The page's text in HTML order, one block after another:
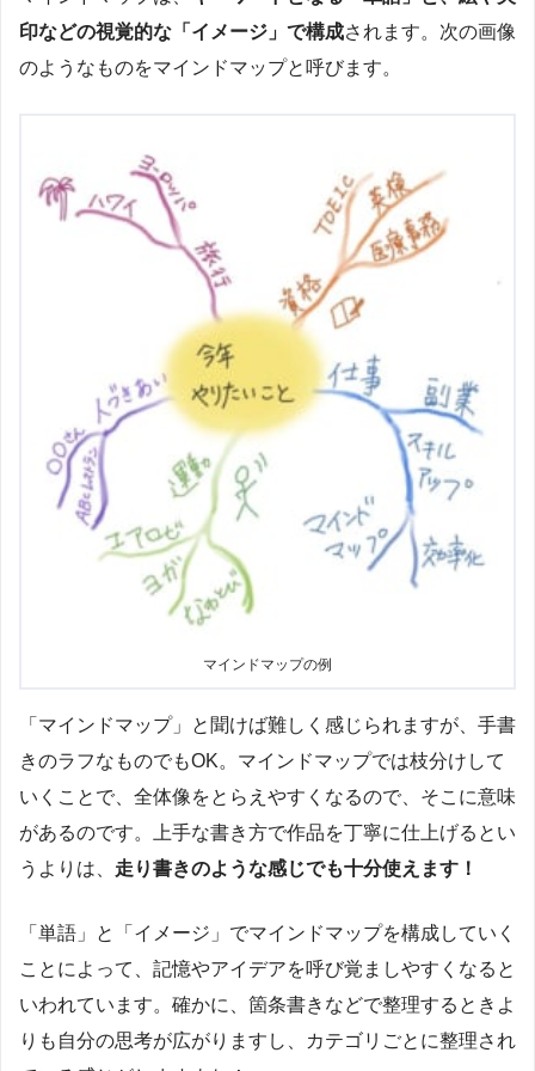
印などの視覚的な「イメージ」で構成されます。次の画像
のようなものをマインドマップと呼びます。
マインドマップの例
「マインドマップ」と聞けば難しく感じられますが、手書
きのラフなものでもOK。マインドマップでは枝分けして
いくことで、全体像をとらえやすくなるので、そこに意味
があるのです。上手な書き方で作品を丁寧に仕上げるとい
うよりは、 走り書きのような感じでも十分使えます！
「単語」と「イメージ」でマインドマップを構成していく
ことによって、記憶やアイデアを呼び覚ましやすくなると
いわれています。確かに、箇条書きなどで整理するときよ
りも自分の思考が広がりますし、カテゴリごとに整理され